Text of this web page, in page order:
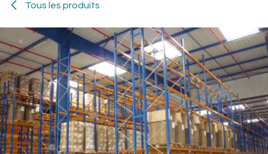
Tous les produits